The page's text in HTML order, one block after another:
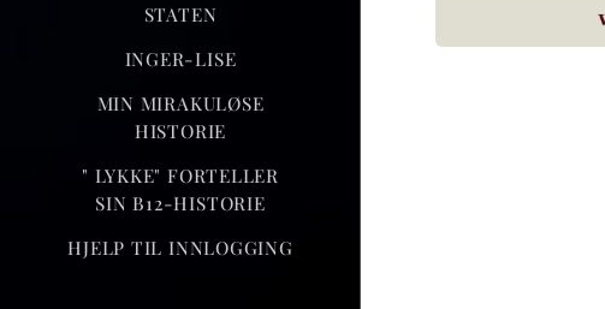
STATEN
INGER-LISE
MIN MIRAKULØSE
HISTORIE
" LYKKE" FORTELLER
SIN B12-HISTORIE
HJELP TIL INNLOGGING